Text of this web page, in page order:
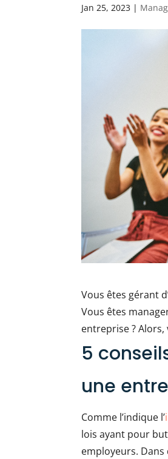
Jan 25, 2023 |
Vous êtes gérant
Vous êtes
entreprise ?
5
une
Comme l’indique l’
lois ayant pour
employeurs.